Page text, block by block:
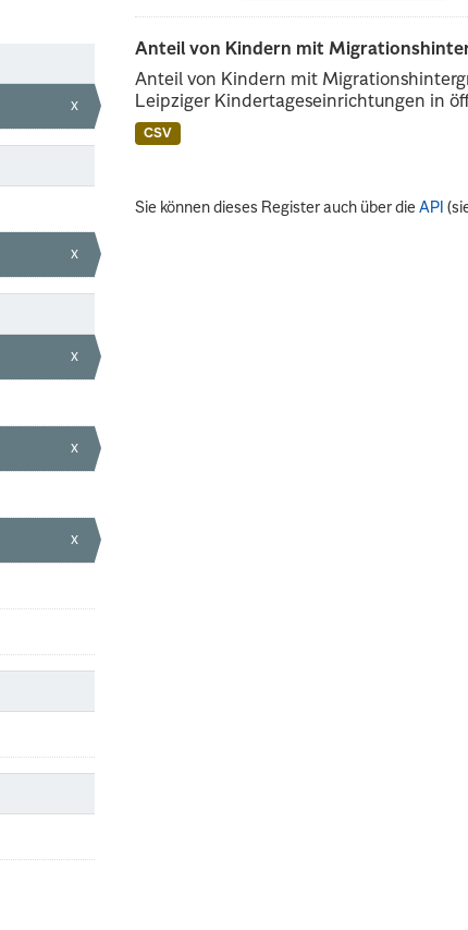
x
x
x
x
x
Anteil von Kindern mit
Anteil von Kindern mit
Leipziger Kindertageseinrichtungen in
CSV
Sie können dieses Register auch über dieAPI